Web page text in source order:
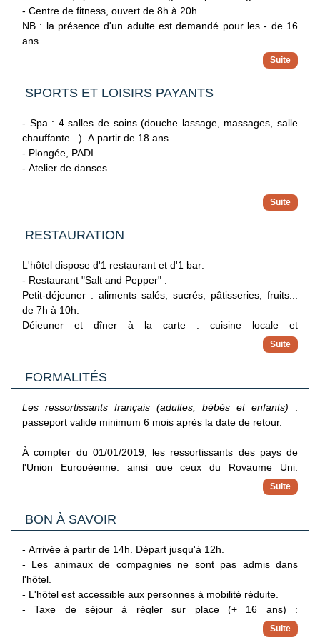
- Centre de fitness, ouvert de 8h à 20h.
NB : la présence d'un adulte est demandé pour les - de 16
ans.
SPORTS ET LOISIRS PAYANTS
- Spa : 4 salles de soins (douche lassage, massages, salle
chauffante...). A partir de 18 ans.
- Plongée, PADI
- Atelier de danses.
kitesurf, catamaran;
- Salinas de Santa-Marie (3.3 km).
- Buracona (32 km).
RESTAURATION
L'hôtel dispose d'1 restaurant et d'1 bar:
- Restaurant "Salt and Pepper" :
Petit-déjeuner : aliments salés, sucrés, pâtisseries, fruits...
de 7h à 10h.
Déjeuner et dîner à la carte : cuisine locale et
Durant votre séjour, vous bénéficierez de la formule petit-
Avec un supplément, vous pourrez bénéficier de la formule
demi-pension et pension complète.
La demi-pension et le pension complète sont servies à partir
d'un menu quotidien à choix comprenant 3 options d'entrée,
FORMALITÉS
Les ressortissants français (adultes, bébés et enfants) :
passeport valide minimum 6 mois après la date de retour.
À compter du 01/01/2019, les ressortissants des pays de
l'Union Européenne, ainsi que ceux du Royaume Uni,
Suisse, Norvège, Islande et Liechtenstein, sont exemptés de
Toutefois, vous devrez vous acquitter de la taxe de sécurité
enregistrant avant votre départ (de préférence 5 jours avant)
sur le site www.ease.gov.cv
Les règles relatives au franchissement des frontières
propres à chaque pays étant amenées à évoluer, il est
vivement conseillé de se reporter à la rubrique "conseils aux
BON À SAVOIR
- Arrivée à partir de 14h. Départ jusqu'à 12h.
- Les animaux de compagnies ne sont pas admis dans
l'hôtel.
- L'hôtel est accessible aux personnes à mobilité réduite.
- Taxe de séjour à régler sur place (+ 16 ans) :
2.5euros/personne/nuit (sous réserve de modifications par